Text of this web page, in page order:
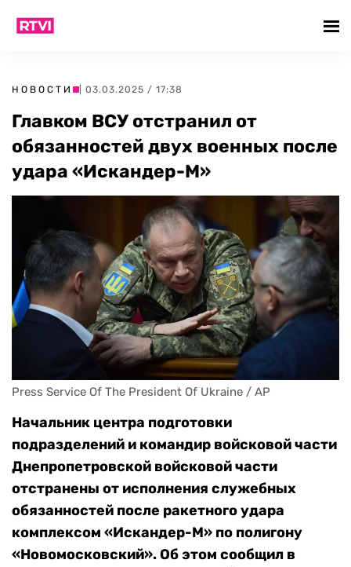
НОВОСТИ | 03.03.2025 / 17:38
Главком ВСУ отстранил от
обязанностей двух военных после
удара «Искандер-М»
Press Service Of The President Of Ukraine / AP
Начальник центра подготовки
подразделений и командир войсковой части
Днепропетровской войсковой части
отстранены от исполнения служебных
обязанностей после ракетного удара
комплексом «Искандер-М» по полигону
«Новомосковский». Об этом сообщил в